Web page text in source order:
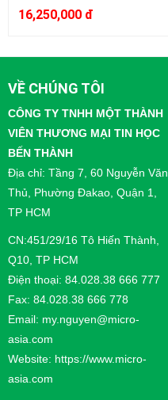
16,250,000 đ
VỀ CHÚNG TÔI
CÔNG TY TNHH MỘT THÀNH
VIÊN THƯƠNG MẠI TIN HỌC
BẾN THÀNH
Địa chỉ: Tầng 7, 60 Nguyễn Văn
Thủ, Phường Đakao, Quận 1,
TP HCM
CN:451/29/16 Tô Hiến Thành,
Q10, TP HCM
Điện thoại: 84.028.38 666 777
Fax: 84.028.38 666 778
Email: my.nguyen@micro-
asia.com
Website: https://www.micro-
asia.com